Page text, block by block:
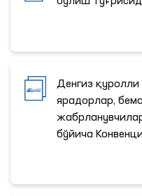
Денгиз қуролли
ярадорлар,
бўйича